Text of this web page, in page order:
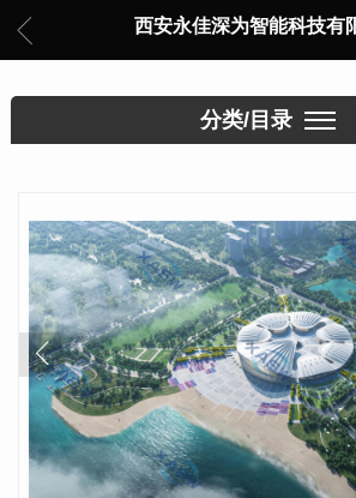
西安永佳深为智能科技有
分类/目录